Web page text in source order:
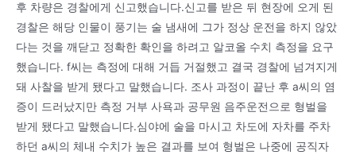
후 차량은 경찰에게 신고했습니다.신고를 받은 뒤 현장에 오게 된
경찰은 해당 인물이 풍기는 술 냄새에 그가 정상 운전을 하지 않았
다는 것을 깨닫고 정확한 확인을 하려고 알코올 수치 측정을 요구
했습니다. f씨는 측정에 대해 거듭 거절했고 결국 경찰에 넘겨지게
돼 사찰을 받게 됐다고 말했습니다. 조사 과정이 끝난 후 a씨의 염
증이 드러났지만 측정 거부 사욕과 공무원 음주운전으로 형벌을
받게 됐다고 말했습니다.심야에 술을 마시고 차도에 자차를 주차
하던 a씨의 체내 수치가 높은 결과를 보여 형벌은 나중에 공직자